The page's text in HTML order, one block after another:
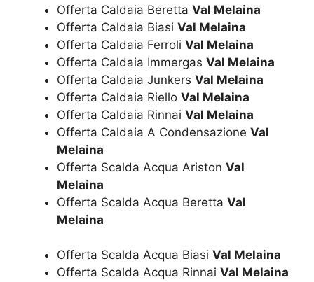
Offerta Caldaia Beretta Val Melaina
Offerta Caldaia Biasi Val Melaina
Offerta Caldaia Ferroli Val Melaina
Offerta Caldaia Immergas Val Melaina
Offerta Caldaia Junkers Val Melaina
Offerta Caldaia Riello Val Melaina
Offerta Caldaia Rinnai Val Melaina
Offerta Caldaia A Condensazione Val
Melaina
Offerta Scalda Acqua Ariston Val
Melaina
Offerta Scalda Acqua Beretta Val
Melaina
Offerta Scalda Acqua Biasi Val Melaina
Offerta Scalda Acqua Rinnai Val Melaina